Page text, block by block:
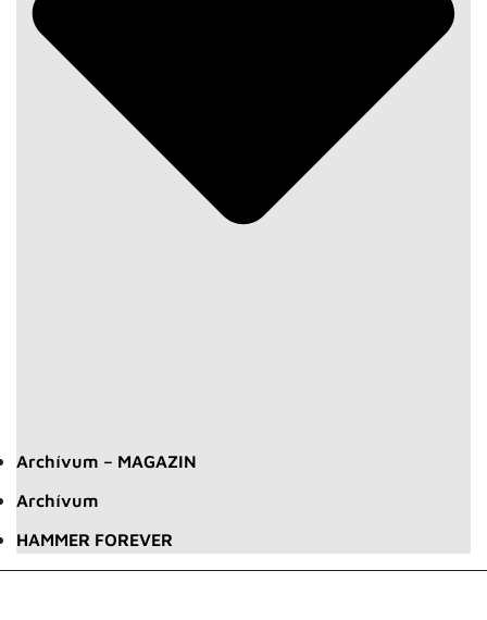
Archívum – MAGAZIN
Archívum
HAMMER FOREVER